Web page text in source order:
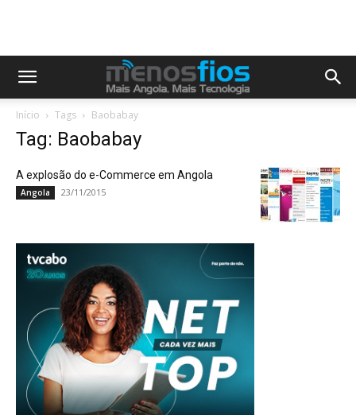
Início Tags Baobabay
Tag: Baobabay
A explosão do e-Commerce em Angola
Angola 23/11/2015